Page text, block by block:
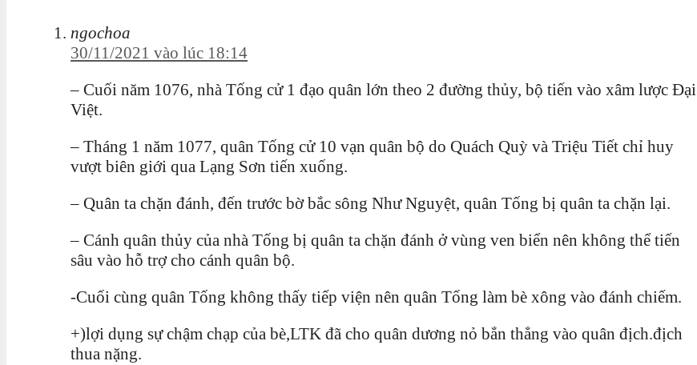
ngochoa
30/11/2021 vào lúc 18:14
– Cuối năm 1076, nhà Tống cử 1 đạo quân lớn theo 2 đường thủy, bộ tiến vào xâm lược Đại
Việt.
– Tháng 1 năm 1077, quân Tống cử 10 vạn quân bộ do Quách Quỳ và Triệu Tiết chỉ huy
vượt biên giới qua Lạng Sơn tiến xuống.
– Quân ta chặn đánh, đến trước bờ bắc sông Như Nguyệt, quân Tống bị quân ta chặn lại.
– Cánh quân thủy của nhà Tống bị quân ta chặn đánh ở vùng ven biển nên không thể tiến
sâu vào hỗ trợ cho cánh quân bộ.
-Cuối cùng quân Tống không thấy tiếp viện nên quân Tống làm bè xông vào đánh chiếm.
+)lợi dụng sự chậm chạp của bè,LTK đã cho quân dương nỏ bắn thẳng vào quân địch.địch
thua nặng.